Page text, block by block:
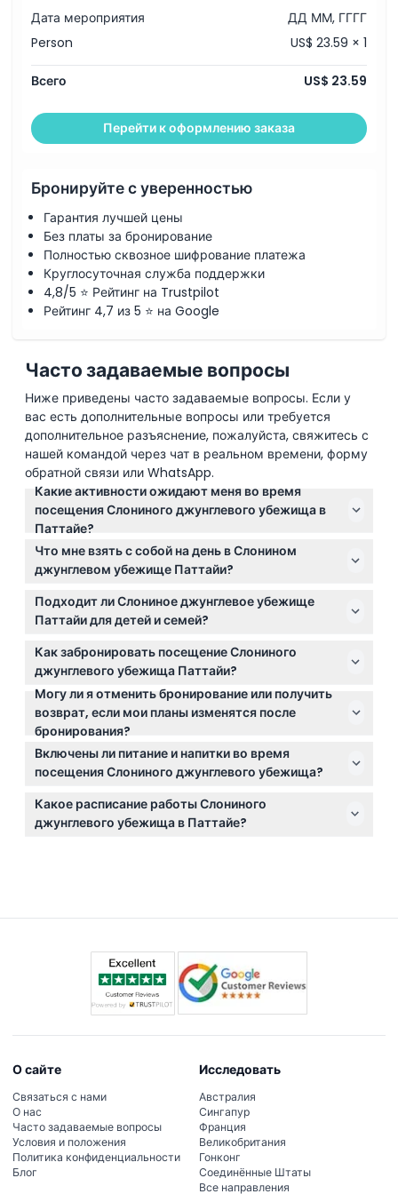
Корм для слонов
Купание слонов и грязевой спа
1 бесплатная экошоппер
Возвращение: трансфер включен
Дети в возрасте 0-3 лет могут участвовать в этом
мероприятии бесплатно
Солнцезащитный крем
Купальник
Полотенце
Средство от насекомых
Обувь для ходьбы
Паспорт (срок действия не менее 6 месяцев)
Копия паспорта или номер паспорта
Дата мероприятия
ДД ММ, ГГГГ
Person
US$ 23.59 × 1
Всего US$ 23.59
Перейти к оформлению заказа
Бронируйте с уверенностью
Гарантия лучшей цены
Без платы за бронирование
Полностью сквозное шифрование платежа
Круглосуточная служба поддержки
4,8/5 ⭐ Рейтинг на Trustpilot
Рейтинг 4,7 из 5 ⭐ на Google
Часто задаваемые вопросы
Ниже приведены часто задаваемые вопросы. Если у
вас есть дополнительные вопросы или требуется
дополнительное разъяснение, пожалуйста, свяжитесь с
нашей командой через чат в реальном времени, форму
обратной связи или WhatsApp.
Какие активности ожидают меня во время
посещения Слониного джунглевого убежища в
Паттайе?
Во время вашего визита вы сможете кормить и
взаимодействовать с спасёнными слонами,
насладиться грязевым спа вместе с ними, помочь
искупать их на открытом душе и принять участие в
мастер-классе по изготовлению бумажных изделий
Что мне взять с собой на день в Слонином
джунглевом убежище Паттайи?
Лучше взять шляпу, солнцезащитный крем,
репеллент от насекомых и копию страницы с
фотографией вашего паспорта или просто номер
паспорта для беспроблемного регистрации.
Подходит ли Слониное джунглевое убежище
Паттайи для детей и семей?
Да! Убежище приветствует детей от 4 до 10 лет,
младенцы от 1 до 3 лет посещают бесплатно, а дети
от 11 лет считаются взрослыми для посещения.
Как забронировать посещение Слониного
джунглевого убежища Паттайи?
Вы можете легко забронировать визит онлайн на
этом сайте, где также можно проверить
доступность разных программ по времени и дате.
Могу ли я отменить бронирование или получить
возврат, если мои планы изменятся после
бронирования?
Билеты не подлежат возврату и отмене, поэтому
тщательно выбирайте дату и время при
бронировании.
Включены ли питание и напитки во время
посещения Слониного джунглевого убежища?
Включены традиционные тайские блюда, закуски и
напитки, а также еда для слонов для кормления,
так что во время визита вас хорошо обслужат.
Какое расписание работы Слониного
джунглевого убежища в Паттайе?
О сайте
Связаться с нами
О нас
Часто задаваемые вопросы
Условия и положения
Политика конфиденциальности
Блог
Исследовать
Австралия
Сингапур
Франция
Великобритания
Гонконг
Соединённые Штаты
Все направления